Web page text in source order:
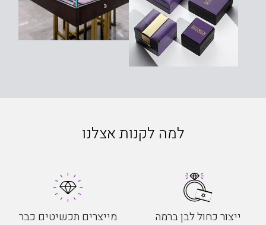
למה לקנות אצלנו
ייצור כחול לבן ברמה
מייצרים תכשיטים כבר